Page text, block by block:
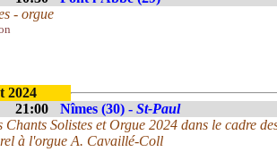
- orgue
2024
21:00
Nîmes (30) - St-Paul
Chants Solistes et Orgue 2024 dans le cadre
à l'orgue A. Cavaillé-Coll